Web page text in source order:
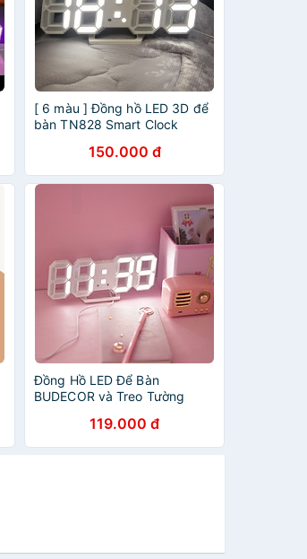
[ 6 màu ] Đồng hồ LED 3D để
bàn TN828 Smart Clock
150.000 đ
Đồng Hồ LED Để Bàn
BUDECOR và Treo Tường
119.000 đ